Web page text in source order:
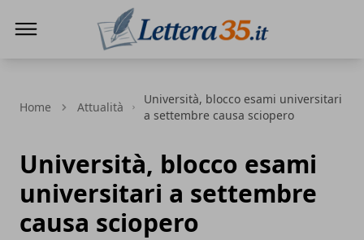
Home Attualità
Università, blocco esami universitari
a settembre causa sciopero
Università, blocco esami
universitari a settembre
causa sciopero